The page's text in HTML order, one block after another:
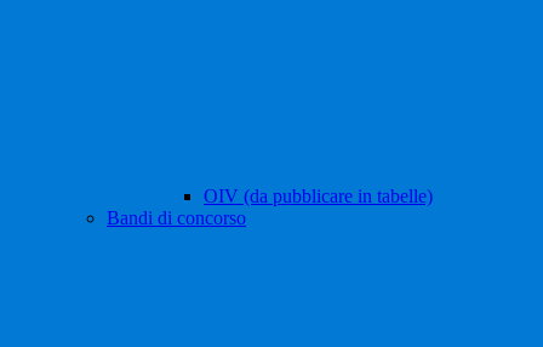
OIV (da pubblicare in tabelle)
Bandi di concorso